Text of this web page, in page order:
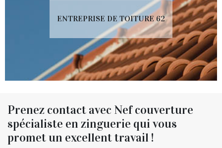
ENTREPRISE DE TOITURE 62
Prenez contact avec Nef couverture
spécialiste en zinguerie qui vous
promet un excellent travail !